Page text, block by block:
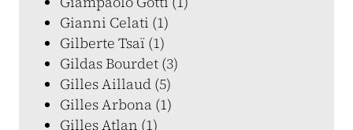
Gianni Celati (1)
Gilberte Tsaï (1)
Gildas Bourdet (3)
Gilles Aillaud (5)
Gilles Arbona (1)
Gilles Atlan (1)